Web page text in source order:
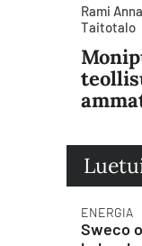
Rami
Taitotalo
ENERGIA
Sweco